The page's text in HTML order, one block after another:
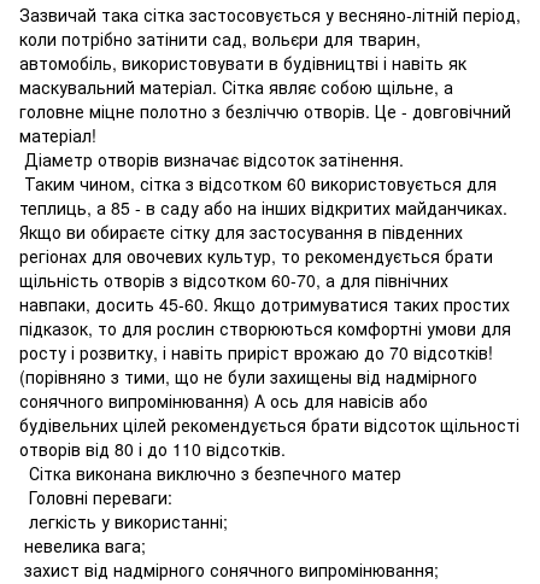
Зазвичай така сітка застосовується у весняно-літній період,
коли потрібно затінити сад, вольєри для тварин,
автомобіль, використовувати в будівництві і навіть як
маскувальний матеріал. Сітка являє собою щільне, а
головне міцне полотно з безліччю отворів. Це - довговічний
матеріал!
Діаметр отворів визначає відсоток затінення.
Таким чином, сітка з відсотком 60 використовується для
теплиць, а 85 - в саду або на інших відкритих майданчиках.
Якщо ви обираєте сітку для застосування в південних
регіонах для овочевих культур, то рекомендується брати
щільність отворів з відсотком 60-70, а для північних
навпаки, досить 45-60. Якщо дотримуватися таких простих
підказок, то для рослин створюються комфортні умови для
росту і розвитку, і навіть приріст врожаю до 70 відсотків!
(порівняно з тими, що не були захищены від надмірного
сонячного випромінювання) А ось для навісів або
будівельних цілей рекомендується брати відсоток щільності
отворів від 80 і до 110 відсотків.
Сітка виконана виключно з безпечного матер
Головні переваги:
легкість у використанні;
невелика вага;
захист від надмірного сонячного випромінювання;